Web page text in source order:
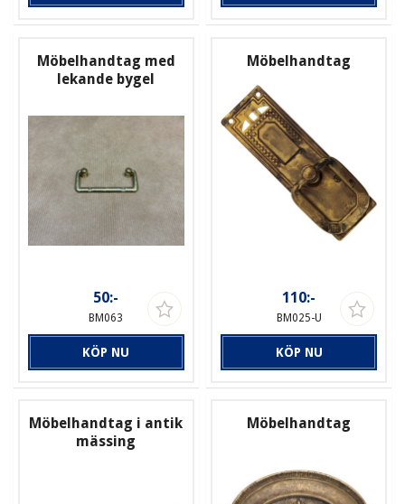
Möbelhandtag med
lekande bygel
50:-
BM063
KÖP NU
Möbelhandtag
110:-
BM025-U
KÖP NU
Möbelhandtag i antik
mässing
Möbelhandtag